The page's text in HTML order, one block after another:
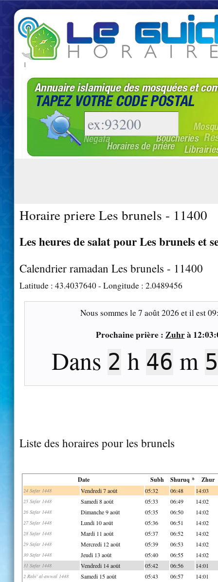
|
Horaire priere Les brunels - 11400
Les heures de salat pour Les brunels et
Calendrier ramadan Les brunels - 11400
Latitude : 43.4037640- Longitude : 2.0489456
Nous sommes le7 août 2026 et il est
Prochaine prière : Zuhrà
Dans 2 h 46 m
Liste des horaires pour les brunels
Date Subh Shuruq * Zhur
24 Safar 1448 Vendredi 7 août 05:32 06:48 14:03
25 Safar 1448 Samedi 8 août 05:33 06:49 14:02
26 Safar 1448 Dimanche 9 août 05:35 06:50 14:02
27 Safar 1448 Lundi 10 août 05:36 06:51 14:02
28 Safar 1448 Mardi 11 août 05:37 06:52 14:02
29 Safar 1448 Mercredi 12 août 05:39 06:53 14:02
30 Safar 1448 Jeudi 13 août 05:40 06:55 14:02
31 Safar 1448 Vendredi 14 août 05:42 06:56 14:01
2 Rabi' al-awwal 1448 Samedi 15 août 05:43 06:57 14:01